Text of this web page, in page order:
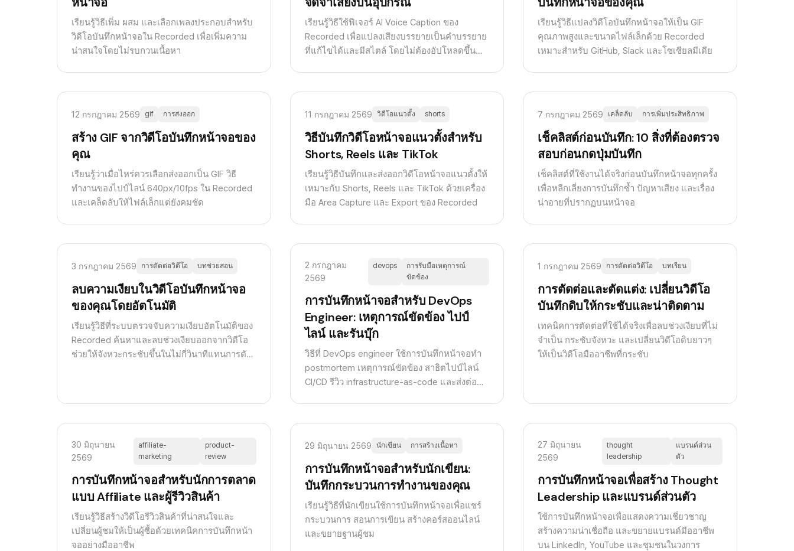
เรียนรู้วิธีเพิ่ม ผสม และเลือกเพลงประกอบสำหรับ
วิดีโอบันทึกหน้าจอใน Recorded เพื่อเพิ่มความ
น่าสนใจโดยไม่รบกวนเนื้อหา
เรียนรู้วิธีใช้ฟีเจอร์ AI Voice Caption ของ
Recorded เพื่อแปลงเสียงบรรยายเป็นคำบรรยาย
ที่แก้ไขได้และมีสไตล์ โดยไม่ต้องอัปโหลดขึ้น
เรียนรู้วิธีแปลงวิดีโอบันทึกหน้าจอให้เป็น GIF
คุณภาพสูงและขนาดไฟล์เล็กด้วย Recorded
เหมาะสำหรับ GitHub, Slack และโซเชียลมีเดีย
12 กรกฎาคม 2569 gif การส่งออก
สร้าง GIF จากวิดีโอบันทึกหน้าจอของ
คุณ
เรียนรู้ว่าเมื่อไหร่ควรเลือกส่งออกเป็น GIF วิธี
ทำงานของไปป์ไลน์ 640px/10fps ใน Recorded
และเคล็ดลับให้ไฟล์เล็กแต่ยังคมชัด
11 กรกฎาคม 2569 วิดีโอแนวตั้ง shorts
วิธีบันทึกวิดีโอหน้าจอแนวตั้งสำหรับ
Shorts, Reels และ TikTok
เรียนรู้วิธีบันทึกและส่งออกวิดีโอหน้าจอแนวตั้งให้
เหมาะกับ Shorts, Reels และ TikTok ด้วยเครื่อง
มือ Area Capture และ Export ของ Recorded
7 กรกฎาคม 2569 เคล็ดลับ การเพิ่มประสิทธิภาพ
เช็คลิสต์ก่อนบันทึก: 10 สิ่งที่ต้องตรวจ
สอบก่อนกดปุ่มบันทึก
เช็คลิสต์ที่ใช้งานได้จริงก่อนบันทึกหน้าจอทุกครั้ง
เพื่อหลีกเลี่ยงการบันทึกซ้ำ ปัญหาเสียง และเรื่อง
น่าอายที่ปรากฏบนหน้าจอ
3 กรกฎาคม 2569 การตัดต่อวิดีโอ บทช่วยสอน
ลบความเงียบในวิดีโอบันทึกหน้าจอ
ของคุณโดยอัตโนมัติ
เรียนรู้วิธีที่ระบบตรวจจับความเงียบอัตโนมัติของ
Recorded ค้นหาและลบช่วงเงียบออกจากวิดีโอ
ช่วยให้จังหวะกระชับขึ้นในไม่กี่วินาทีแทนการตัด
2 กรกฎาคม
2569
devops
การรับมือเหตุการณ์
ขัดข้อง
การบันทึกหน้าจอสำหรับ DevOps
Engineer: เหตุการณ์ขัดข้อง ไปป์
ไลน์ และรันบุ๊ก
วิธีที่ DevOps engineer ใช้การบันทึกหน้าจอทำ
postmortem เหตุการณ์ขัดข้อง สาธิตไปป์ไลน์
CI/CD รีวิว infrastructure-as-code และส่งต่อ
1 กรกฎาคม 2569 การตัดต่อวิดีโอ บทเรียน
การตัดต่อและตัดแต่ง: เปลี่ยนวิดีโอ
บันทึกดิบให้กระชับและน่าติดตาม
เทคนิคการตัดต่อที่ใช้ได้จริงเพื่อลบช่วงเงียบที่ไม่
จำเป็น กระชับจังหวะ และเปลี่ยนวิดีโอดิบยาวๆ
ให้เป็นวิดีโอมืออาชีพที่กระชับ
30 มิถุนายน
2569
affiliate-
marketing
product-
review
การบันทึกหน้าจอสำหรับนักการตลาด
แบบ Affiliate และผู้รีวิวสินค้า
เรียนรู้วิธีสร้างวิดีโอรีวิวสินค้าที่น่าสนใจและ
เปลี่ยนผู้ชมให้เป็นผู้ซื้อด้วยเทคนิคการบันทึกหน้า
จออย่างมืออาชีพ
29 มิถุนายน 2569 นักเขียน การสร้างเนื้อหา
การบันทึกหน้าจอสำหรับนักเขียน:
บันทึกกระบวนการทำงานของคุณ
เรียนรู้วิธีที่นักเขียนใช้การบันทึกหน้าจอเพื่อแชร์
กระบวนการ สอนการเขียน สร้างคอร์สออนไลน์
และขยายฐานผู้ชม
27 มิถุนายน
2569
thought
leadership
แบรนด์ส่วน
ตัว
การบันทึกหน้าจอเพื่อสร้าง Thought
Leadership และแบรนด์ส่วนตัว
ใช้การบันทึกหน้าจอเพื่อแสดงความเชี่ยวชาญ
สร้างความน่าเชื่อถือ และขยายแบรนด์มืออาชีพ
บน LinkedIn, YouTube และชุมชนในวงการ